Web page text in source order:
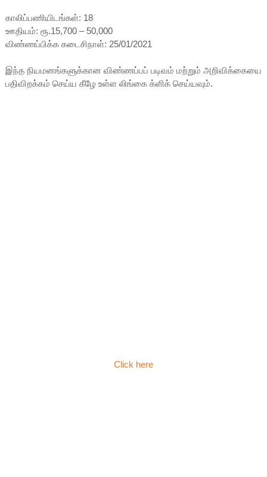
காலிப்பணியிடங்கள்: 18
ஊதியம்: ரூ.15,700 – 50,000
விண்ணப்பிக்க கடைசிநாள்: 25/01/2021
இந்த நியமனங்களுக்கான விண்ணப்பப் படிவம் மற்றும் அறிவிக்கையை
பதிவிறக்கம் செய்ய கீழே உள்ள லிங்கை க்ளிக் செய்யவும்.
Click here